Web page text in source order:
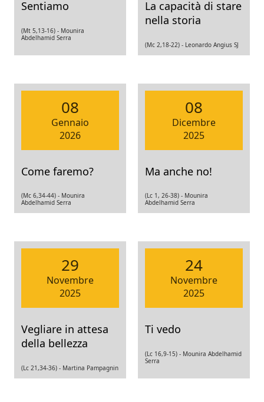
Sentiamo
(Mt 5,13-16) - Mounira
Abdelhamid Serra
La capacità di stare
nella storia
(Mc 2,18-22) - Leonardo Angius SJ
08
Gennaio
2026
Come faremo?
(Mc 6,34-44) - Mounira
Abdelhamid Serra
08
Dicembre
2025
Ma anche no!
(Lc 1, 26-38) - Mounira
Abdelhamid Serra
29
Novembre
2025
Vegliare in attesa
della bellezza
(Lc 21,34-36) - Martina Pampagnin
24
Novembre
2025
Ti vedo
(Lc 16,9-15) - Mounira Abdelhamid
Serra